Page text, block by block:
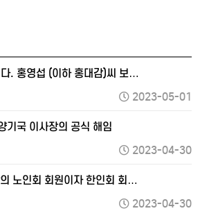
. 홍영섭 (이하 홍대감)씨 보…
2023-05-01
기국 이사장의 공식 해임
2023-04-30
노인회 회원이자 한인회 회…
2023-04-30